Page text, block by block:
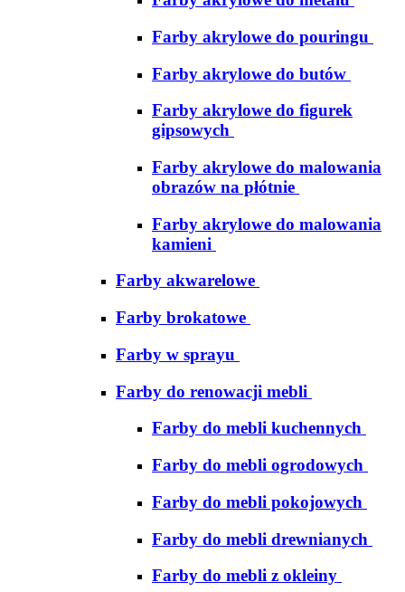
Farby akrylowe do pouringu
Farby akrylowe do butów
Farby akrylowe do figurek
gipsowych
Farby akrylowe do malowania
obrazów na płótnie
Farby akrylowe do malowania
kamieni
Farby akwarelowe
Farby brokatowe
Farby w sprayu
Farby do renowacji mebli
Farby do mebli kuchennych
Farby do mebli ogrodowych
Farby do mebli pokojowych
Farby do mebli drewnianych
Farby do mebli z okleiny